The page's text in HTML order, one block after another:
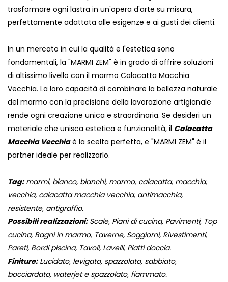
trasformare ogni lastra in un'opera d'arte su misura,
perfettamente adattata alle esigenze e ai gusti dei clienti.
In un mercato in cui la qualità e l'estetica sono
fondamentali, la "MARMI ZEM" è in grado di offrire soluzioni
di altissimo livello con il marmo Calacatta Macchia
Vecchia. La loro capacità di combinare la bellezza naturale
del marmo con la precisione della lavorazione artigianale
rende ogni creazione unica e straordinaria. Se desideri un
materiale che unisca estetica e funzionalità, il Calacatta
Macchia Vecchiaè la scelta perfetta, e "MARMI ZEM" è il
partner ideale per realizzarlo.
Tag:marmi, bianco, bianchi, marmo, calacatta, macchia,
vecchia, calacatta macchia vecchia, antimacchia,
resistente, antigraffio.
Possibili realizzazioni:Scale, Piani di cucina, Pavimenti, Top
cucina, Bagni in marmo, Taverne, Soggiorni, Rivestimenti,
Pareti, Bordi piscina, Tavoli, Lavelli, Piatti doccia.
Finiture:Lucidato, levigato, spazzolato, sabbiato,
bocciardato, waterjet e spazzolato, fiammato.